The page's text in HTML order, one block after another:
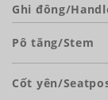
Ghi đông/
Pô tăng/Stem
Cốt yên/